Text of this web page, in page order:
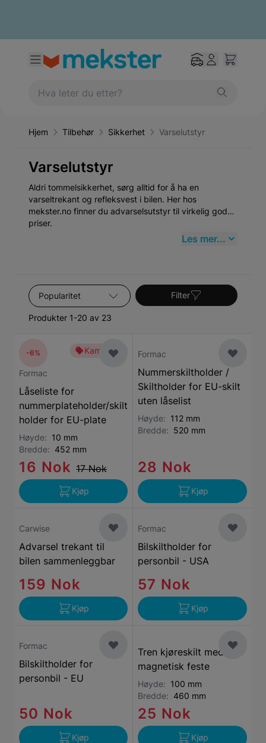
Hjem Tilbehør Sikkerhet Varselutstyr
Varselutstyr
Aldri tommelsikkerhet, sørg alltid for å ha en
varseltrekant og refleksvest i bilen. Her hos
mekster.no finner du advarselsutstyr til virkelig gode
priser.
Les mer...
Sorter etter
Produkter 1-20 av 23
Filter
Kampanje
Formac
Låseliste for
nummerplateholder/skilt
holder for EU-plate
Høyde: 10 mm
Bredde: 452 mm
16 Nok 17 Nok
-6%
Kjøp
Formac
Nummerskiltholder /
Skiltholder for EU-skilt
uten låselist
Høyde: 112 mm
Bredde: 520 mm
28 Nok
Kjøp
Carwise
Advarsel trekant til
bilen sammenleggbar
159 Nok
Kjøp
Formac
Bilskiltholder for
personbil - USA
57 Nok
Kjøp
Formac
Bilskiltholder for
personbil - EU
50 Nok
Kjøp
Tren kjøreskilt med
magnetisk feste
Høyde: 100 mm
Bredde: 460 mm
25 Nok
Kjøp